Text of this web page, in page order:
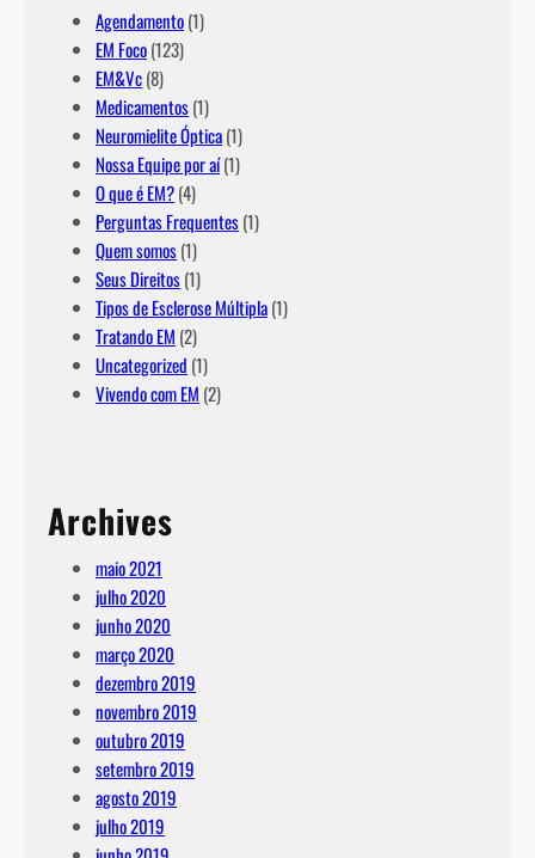
Agendamento(1)
EM Foco(123)
EM&Vc(8)
Medicamentos(1)
Neuromielite Óptica(1)
Nossa Equipe por aí(1)
O que é EM?(4)
Perguntas Frequentes(1)
Quem somos(1)
Seus Direitos(1)
Tipos de Esclerose Múltipla(1)
Tratando EM (2)
Uncategorized (1)
Vivendo com EM (2)
Archives
maio 2021
julho 2020
junho 2020
março 2020
dezembro 2019
novembro 2019
outubro 2019
setembro 2019
agosto 2019
julho 2019